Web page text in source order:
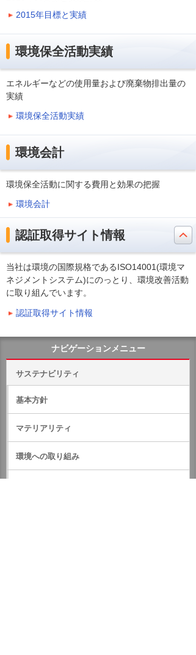
2015年目標と実績
環境保全活動実績
エネルギーなどの使用量および廃棄物排出量の
実績
環境保全活動実績
環境会計
環境保全活動に関する費用と効果の把握
環境会計
認証取得サイト情報
当社は環境の国際規格であるISO14001(環境マ
ネジメントシステム)にのっとり、環境改善活動
に取り組んでいます。
認証取得サイト情報
ナビゲーションメニュー
サステナビリティ
基本方針
マテリアリティ
環境への取り組み